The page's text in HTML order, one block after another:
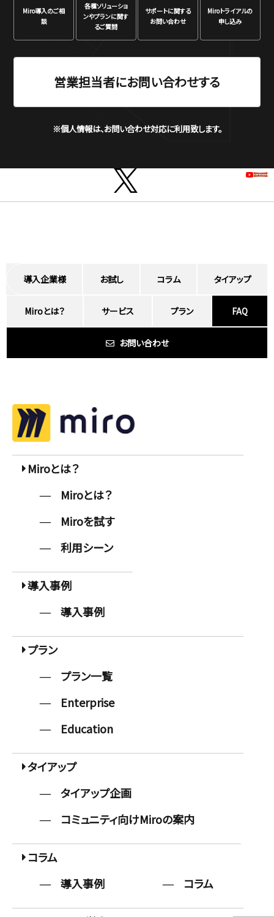
Miro導入のご相
談
各種ソリューショ
ンやプランに関す
るご質問
サポートに関する
お問い合わせ
Miroトライアルの
申し込み
営業担当者にお問い合わせする
※個人情報は、お問い合わせ対応に利用致します。
導入企業様 お試し コラム タイアップ
Miroとは？ サービス プラン FAQ
お問い合わせ
Miroとは？
Miroとは？
Miroを試す
利用シーン
導入事例
導入事例
プラン
プラン一覧
Enterprise
Education
タイアップ
タイアップ企画
コミュニティ向けMiroの案内
コラム
導入事例
コラム